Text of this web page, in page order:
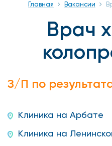
Главная Вакансии
Врач
З/П по
Клиника на Арбате
Клиника на